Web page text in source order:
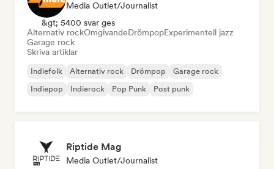
Media Outlet/Journalist
&gt; 5400 svar ges
Alternativ rockOmgivandeDrömpopExperimentell jazz
Garage rock
Skriva artiklar
Indiefolk Alternativ rock Drömpop
Garage rock
Indiepop
Indierock Pop Punk Post punk
Riptide Mag
Media Outlet/Journalist